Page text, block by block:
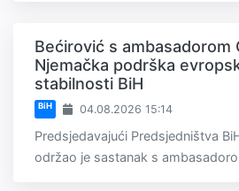
Bećirović s ambasadorom
Njemačka podrška
stabilnosti BiH
BiH 04.08.2026 15:14
Predsjedavajući Predsjedništva
održao je sastanak s